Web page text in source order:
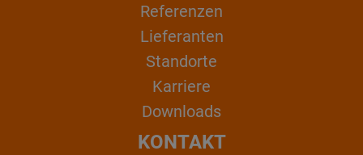
Referenzen
Lieferanten
Standorte
Karriere
Downloads
KONTAKT